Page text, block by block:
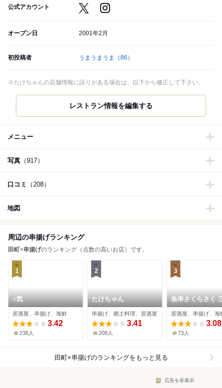
公式アカウント
オープン日 2001年2月
初投稿者 うまうまうま （86）
※たけちゃんの店舗情報に誤りがある場合は、以下から修正して下さい。
レストラン情報を編集する
メニュー
写真 （917）
口コミ （208）
地図
周辺の串揚げランキング
田町×串揚げのランキング（点数の高いお店）です。
1
○気
居酒屋、串揚げ、海鮮
3.42
238人
2
たけちゃん
串揚げ、郷土料理、居酒屋
3.41
208人
3
魚串さくらさく
店
居酒屋、串揚げ、海
3.08
73人
田町×串揚げのランキングをもっと見る
広告を非表示